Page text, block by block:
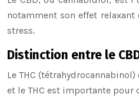
notamment son effet
stress.
Distinction entre le
Le THC
et le THC est importante pour